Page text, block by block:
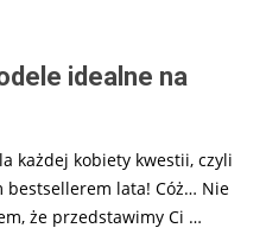
idealne na
każdej kobiety kwestii, czyli
bestsellerem lata! Cóż… Nie
że przedstawimy Ci …